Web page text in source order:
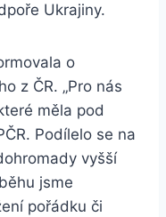
Ukrajiny.
o
z ČR. „Pro nás
měla pod
Podílelo se na
vyšší
jsme
pořádku či